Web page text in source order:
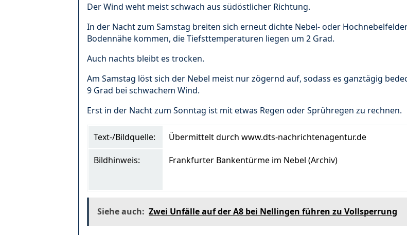
Der Wind weht meist schwach aus südöstlicher Richtung.
In der Nacht zum Samstag breiten sich erneut dichte Nebel- oder
Bodennähe kommen, die Tiefsttemperaturen liegen um 2 Grad.
Auch nachts bleibt es trocken.
Am Samstag löst sich der Nebel meist nur zögernd auf, sodass es ganztägig
9 Grad bei schwachem Wind.
Erst in der Nacht zum Sonntag ist mit etwas Regen oder Sprühregen zu rechnen.
Text-/Bildquelle: Übermittelt durch www.dts-nachrichtenagentur.de
Bildhinweis: Frankfurter Bankentürme im Nebel (Archiv)
Siehe auch: Zwei Unfälle auf der A8 bei Nellingen führen zu Vollsperrung